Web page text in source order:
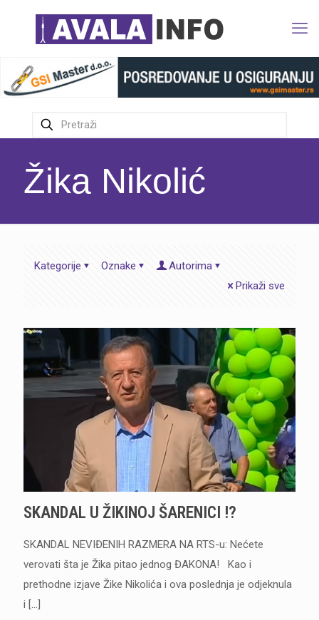
Žika Nikolić
Kategorije Oznake
Autorima
Prikaži sve
SKANDAL U ŽIKINOJ ŠARENICI !?
SKANDAL NEVIĐENIH RAZMERA NA RTS-u: Nećete
verovati šta je Žika pitao jednog ĐAKONA! Kao i
prethodne izjave Žike Nikolića i ova poslednja je odjeknula
i […]